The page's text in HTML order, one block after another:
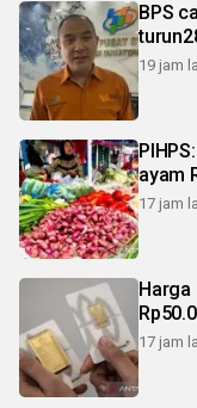
BPS
19 jam
ayam
17 jam
17 jam